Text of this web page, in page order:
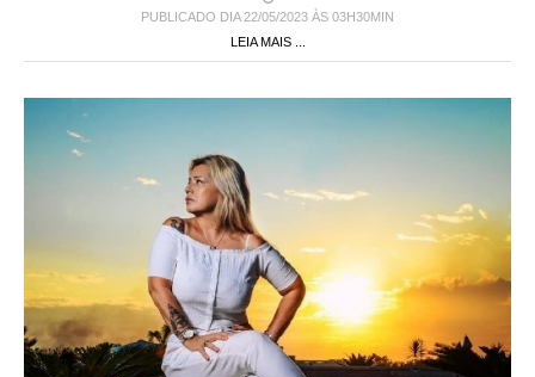
PUBLICADO DIA 22/05/2023 ÀS 03H30MIN
LEIA MAIS ...